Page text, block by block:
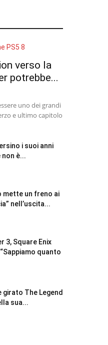
verso la
potrebbe...
uno dei grandi
e ultimo capitolo
i suoi anni
non è...
mette un freno ai
nell’uscita...
3, Square Enix
quanto
girato The Legend
sua...